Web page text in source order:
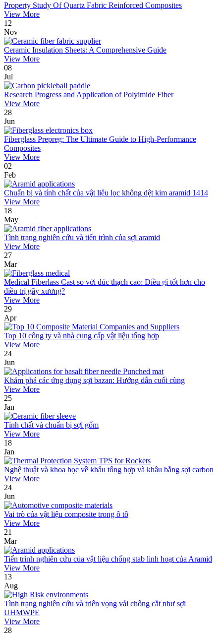
Property Study Of Quartz Fabric Reinforced Composites
View More
12
Nov
Ceramic Insulation Sheets: A Comprehensive Guide
View More
08
Jul
Research Progress and Application of Polyimide Fiber
View More
28
Jun
Fiberglass Prepreg: The Ultimate Guide to High-Performance
Composites
View More
02
Feb
Chuẩn bị và tính chất của vật liệu lọc không dệt kim aramid 1414
View More
18
May
Tình trạng nghiên cứu và tiến trình của sợi aramid
View More
27
Mar
Medical Fiberlass Cast so với đúc thạch cao: Điều gì tốt hơn cho
điều trị gãy xương?
View More
29
Apr
Top 10 công ty và nhà cung cấp vật liệu tổng hợp
View More
24
Jun
Khám phá các ứng dụng sợi bazan: Hướng dẫn cuối cùng
View More
25
Jan
Tính chất và chuẩn bị sợi gốm
View More
18
Jan
Nghệ thuật và khoa học về khâu tổng hợp và khâu bằng sợi carbon
View More
24
Jun
Vai trò của vật liệu composite trong ô tô
View More
21
Mar
Tiến trình nghiên cứu của vật liệu chống stab linh hoạt của Aramid
View More
13
Aug
Tình trạng nghiên cứu và triển vọng vải chống cắt như sợi
UHMWPE
View More
28